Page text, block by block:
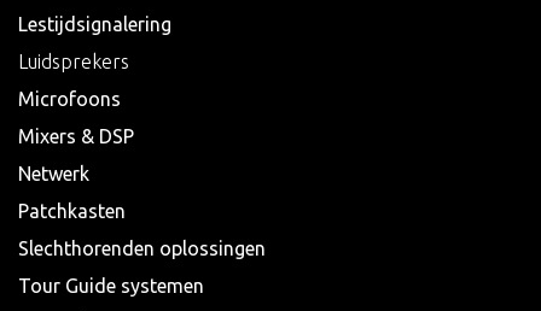
Lestijdsignalering
Luidsprekers
Microfoons
Mixers & DSP
Netwerk
Patchkasten
Slechthorenden oplossingen
Tour Guide systemen